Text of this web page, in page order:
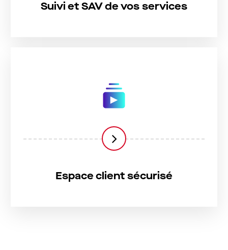
Suivi et SAV de vos services
Espace client sécurisé